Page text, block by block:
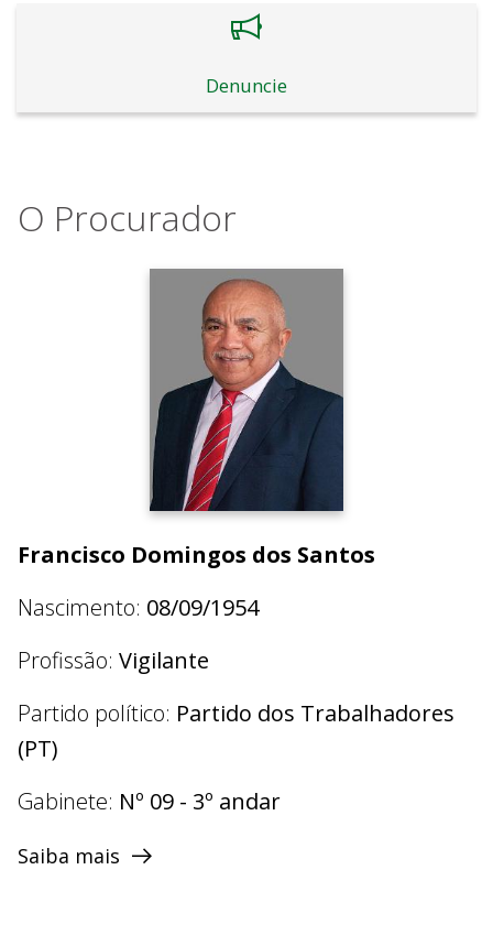
Denuncie
O Procurador
Francisco Domingos dos Santos
Nascimento: 08/09/1954
Profissão: Vigilante
Partido político: Partido dos Trabalhadores
(PT)
Gabinete: Nº 09 - 3º andar
Saiba mais